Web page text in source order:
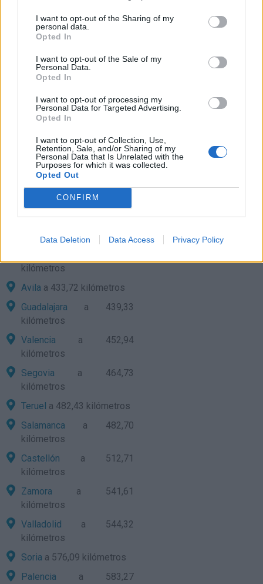
I want to opt-out of the Sharing of my
personal data.
Opted In
I want to opt-out of the Sale of my
Personal Data.
Opted In
I want to opt-out of processing my
Personal Data for Targeted Advertising.
Opted In
I want to opt-out of Collection, Use,
Retention, Sale, and/or Sharing of my
Personal Data that Is Unrelated with the
Purposes for which it was collected.
Opted Out
CONFIRM
Data Deletion Data Access Privacy Policy
Ciudad Reala 247,97
kilómetros
Albacetea 324,80
kilómetros
Badajoza 334,22
kilómetros
Toledoa 345,55 kilómetros
Cáceresa 353,07
kilómetros
Alicantea 375,94
kilómetros
kilómetros
kilómetros
Avila a 433,72 kilómetros
Guadalajara a 439,33
kilómetros
Valencia a 452,94
kilómetros
Segovia a 464,73
kilómetros
Teruel a 482,43 kilómetros
Salamanca a 482,70
kilómetros
Castellón a 512,71
kilómetros
Zamora a 541,61
kilómetros
Valladolid a 544,32
kilómetros
Soria a 576,09 kilómetros
Palencia a 583,27